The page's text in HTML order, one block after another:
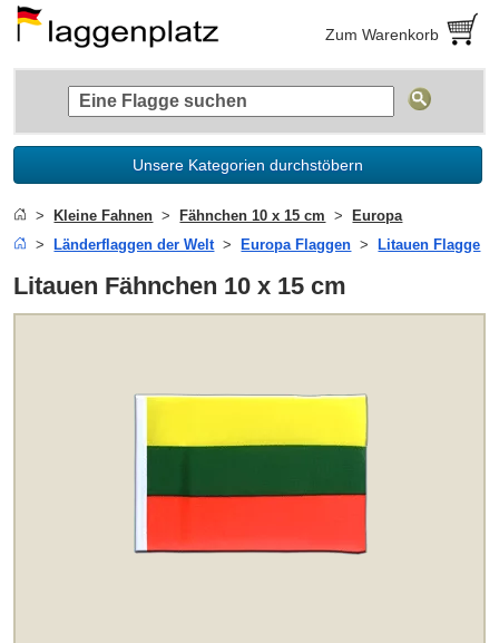
Zum Warenkorb
Unsere Kategorien durchstöbern
Kleine Fahnen Fähnchen 10 x 15 cm
Europa
Länderflaggen der Welt
Europa Flaggen Litauen Flagge
Litauen Fähnchen 10 x 15 cm